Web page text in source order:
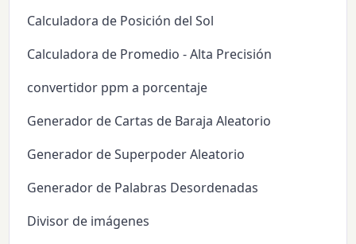
Calculadora de Posición del Sol
Calculadora de Promedio - Alta Precisión
convertidor ppm a porcentaje
Generador de Cartas de Baraja Aleatorio
Generador de Superpoder Aleatorio
Generador de Palabras Desordenadas
Divisor de imágenes